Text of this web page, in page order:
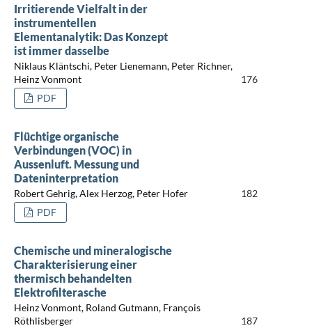
Irritierende Vielfalt in der
instrumentellen
Elementanalytik: Das Konzept
ist immer dasselbe
Niklaus Kläntschi, Peter Lienemann, Peter Richner,
Heinz Vonmont
176
PDF
Flüchtige organische
Verbindungen (VOC) in
Aussenluft. Messung und
Dateninterpretation
Robert Gehrig, Alex Herzog, Peter Hofer
182
PDF
Chemische und mineralogische
Charakterisierung einer
thermisch behandelten
Elektrofilterasche
Heinz Vonmont, Roland Gutmann, François
Röthlisberger
187